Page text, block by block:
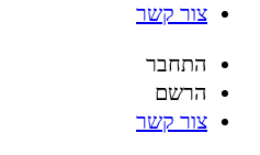
צור קשר
התחבר
הרשם
צור קשר